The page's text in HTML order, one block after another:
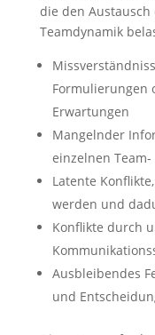
die den
Teamdynamik
Formulierungen
Erwartungen
Mangelnder
einzelnen
Latente
werden und
Konflikte durch
Ausbleibendes
und